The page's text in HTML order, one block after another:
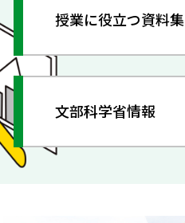
授業に役立つ資料集
文部科学省情報